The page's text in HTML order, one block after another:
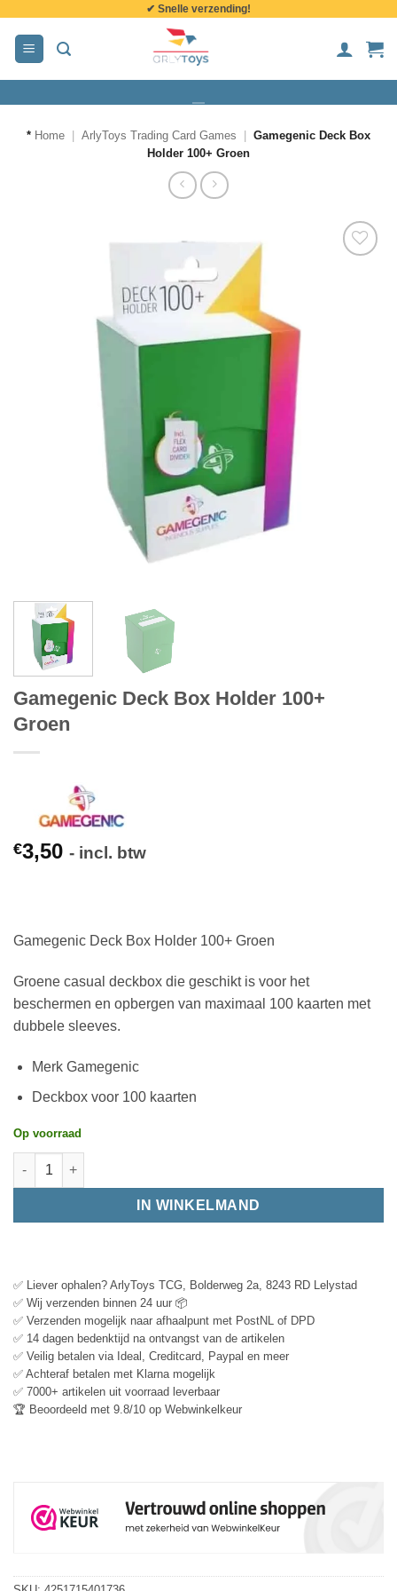
inhoud
✔ Snelle verzending!
* Home ArlyToys Trading Card Games
Gamegenic Deck Box
Holder 100+ Groen
Gamegenic Deck Box Holder 100+
Groen
€3,50 - incl. btw
Gamegenic Deck Box Holder 100+ Groen
Groene casual deckbox die geschikt is voor het
beschermen en opbergen van maximaal 100 kaarten met
dubbele sleeves.
Merk Gamegenic
Deckbox voor 100 kaarten
Op voorraad
IN WINKELMAND
✅ Liever ophalen? ArlyToys TCG, Bolderweg 2a, 8243 RD Lelystad
✅ Wij verzenden binnen 24 uur 📦
✅ Verzenden mogelijk naar afhaalpunt met PostNL of DPD
✅ 14 dagen bedenktijd na ontvangst van de artikelen
✅ Veilig betalen via Ideal, Creditcard, Paypal en meer
✅ Achteraf betalen met Klarna mogelijk
✅ 7000+ artikelen uit voorraad leverbaar
🏆 Beoordeeld met 9.8/10 op Webwinkelkeur